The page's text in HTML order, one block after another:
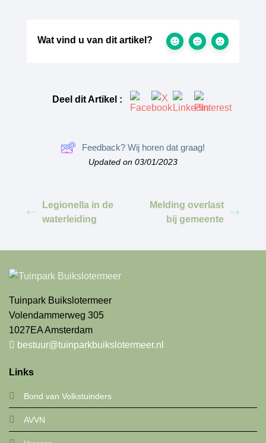
Wat vind u van dit artikel?
Deel dit Artikel :
Feedback? Wij horen dat graag!
Updated on 03/01/2023
Legionella in de
waterleiding
Melding overlast
bij gemeente
Tuinpark Buikslotermeer
Volendammerweg 305
1027EA Amsterdam
bestuur@tuinparkbuikslotermeer.nl
Links
Bond van Volkstuinders
AVVN